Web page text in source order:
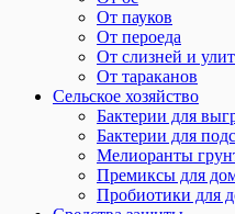
От пауков
От пероеда
От слизней и
От тараканов
Сельское хозяйство
Бактерии для
Бактерии для
Мелиоранты
Премиксы для
Пробиотики для